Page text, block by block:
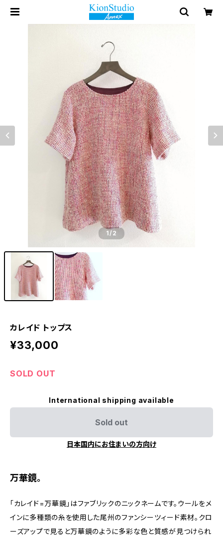
1/2
カレイド トップス
¥33,000
SOLD OUT
International shipping available
Sold out
日本国内にお住まいの方向け
万華鏡。
「カレイド=万華鏡」はファブリックのニックネームです。ウールをメ
インに多種類の糸を使用した尾州のファンシーツィード素材。クロ
ーズアップで見ると万華鏡のように多彩な色と質感が見つけられ